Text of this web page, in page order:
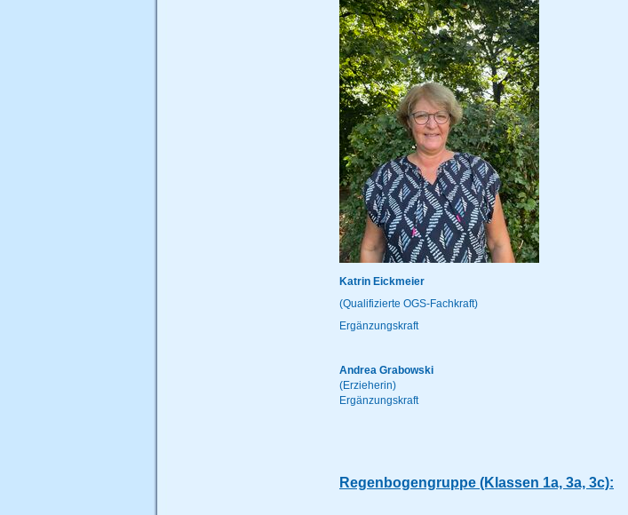
Katrin Eickmeier
(Qualifizierte OGS-Fachkraft)
Ergänzungskraft
Andrea Grabowski
(Erzieherin)
Ergänzungskraft
Regenbogengruppe (Klassen 1a, 3a, 3c):